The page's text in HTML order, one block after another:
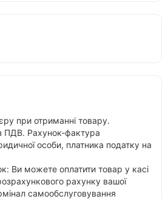
при отриманні товару.
ПДВ. Рахунок-фактура
особи, платника податку на
Ви можете оплатити товар у касі
рахунку вашої
самообслуговування